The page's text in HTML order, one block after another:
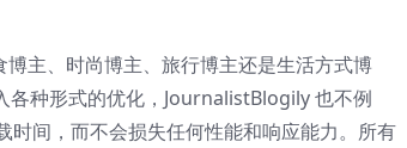
主、时尚博主、旅行博主还是生活方式博
各种形式的优化，JournalistBlogily 也不例
间，而不会损失任何性能和响应能力。所有